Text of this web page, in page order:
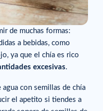
de muchas formas:
a bebidas, como
ya que el chía es rico
excesivas.
agua con semillas de chía
el apetito si tiendes a